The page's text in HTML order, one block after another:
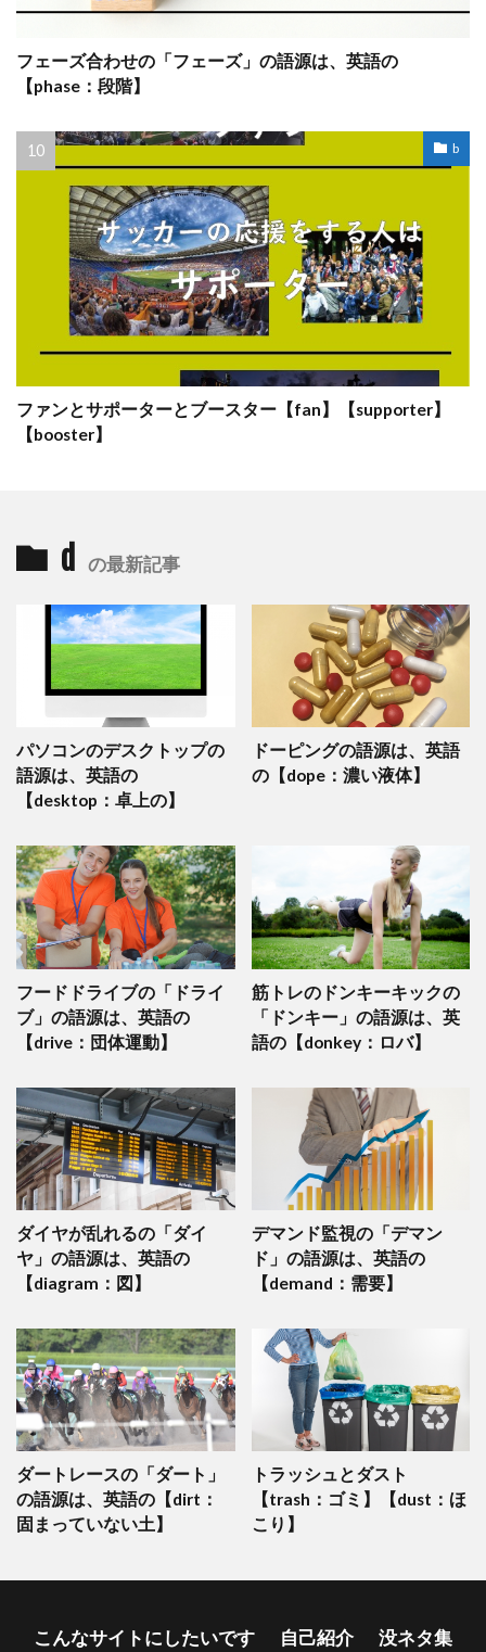
フェーズ合わせの「フェーズ」の語源は、英語の
【phase：段階】
b
ファンとサポーターとブースター【fan】【supporter】
【booster】
d の最新記事
パソコンのデスクトップの
語源は、英語の
【desktop：卓上の】
ドーピングの語源は、英語
の【dope：濃い液体】
フードドライブの「ドライ
ブ」の語源は、英語の
【drive：団体運動】
筋トレのドンキーキックの
「ドンキー」の語源は、英
語の【donkey：ロバ】
ダイヤが乱れるの「ダイ
ヤ」の語源は、英語の
【diagram：図】
デマンド監視の「デマン
ド」の語源は、英語の
【demand：需要】
ダートレースの「ダート」
の語源は、英語の【dirt：
固まっていない土】
トラッシュとダスト
【trash：ゴミ】【dust：ほ
こり】
こんなサイトにしたいです 自己紹介 没ネタ集